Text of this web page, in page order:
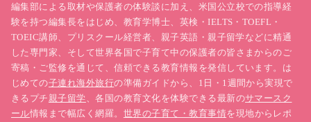
編集部による取材や保護者の体験談に加え、米国公立校での指導経
験を持つ編集長をはじめ、教育学博士、英検・IELTS・TOEFL・
TOEIC講師、プリスクール経営者、親子英語・親子留学などに精通
した専門家、そして世界各国で子育て中の保護者の皆さまからのご
寄稿・ご監修を通じて、信頼できる教育情報を発信しています。は
じめての子連れ海外旅行の準備ガイドから、1日・1週間から実現で
きるプチ 親子留学 、各国の教育文化を体験できる最新のサマースク
ール情報まで幅広く網羅。 世界の子育て・教育事情を現地からレポ